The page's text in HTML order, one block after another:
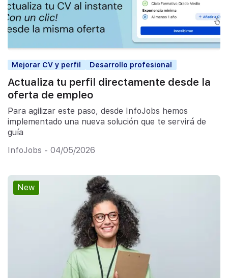
Mejorar CV y perfil Desarrollo profesional
Actualiza tu perfil directamente desde la
oferta de empleo
Para agilizar este paso, desde InfoJobs hemos
implementado una nueva solución que te servirá de
guía
InfoJobs - 04/05/2026
New